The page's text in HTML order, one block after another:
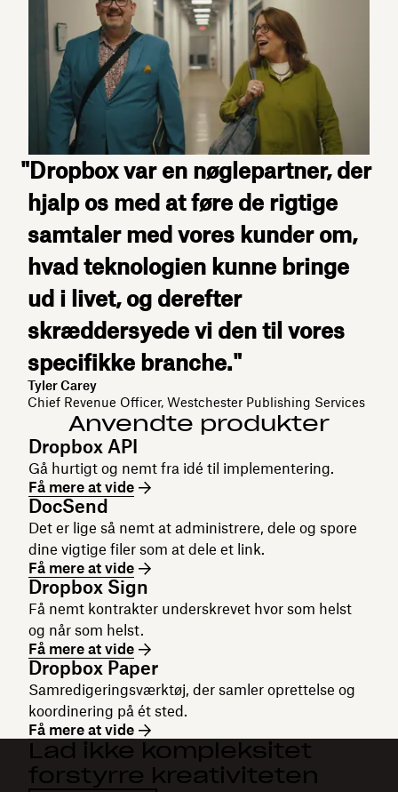
"Dropbox var en nøglepartner, der
hjalp os med at føre de rigtige
samtaler med vores kunder om,
hvad teknologien kunne bringe
ud i livet, og derefter
skræddersyede vi den til vores
specifikke branche."
Tyler Carey
Chief Revenue Officer, Westchester Publishing Services
Anvendte produkter
Dropbox API
Gå hurtigt og nemt fra idé til implementering.
Få mere at vide
DocSend
Det er lige så nemt at administrere, dele og spore
dine vigtige filer som at dele et link.
Få mere at vide
Dropbox Sign
Få nemt kontrakter underskrevet hvor som helst
og når som helst.
Få mere at vide
Dropbox Paper
Samredigeringsværktøj, der samler oprettelse og
koordinering på ét sted.
Få mere at vide
Lad ikke kompleksitet
forstyrre kreativiteten